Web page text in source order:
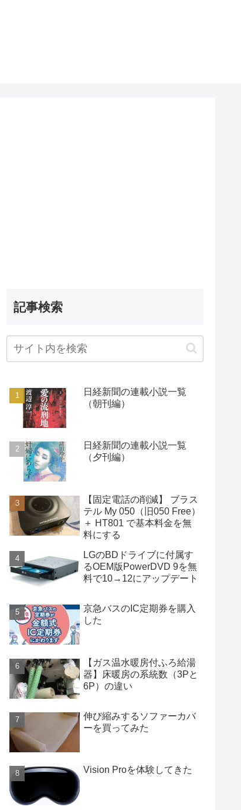
記事検索
日経新聞の連載小説一覧
（朝刊編）
日経新聞の連載小説一覧
（夕刊編）
【固定電話の削減】 ブラス
テル My 050（旧050 Free）
＋ HT801 で基本料金を無
料にする
LGのBDドライブに付属す
るOEM版PowerDVD 9を無
料で10→12にアップデート
京急バスのIC定期券を購入
した
【ガス温水暖房付ふろ給湯
器】床暖房の系統数（3Pと
6P）の違い
伸び縮みするソファーカバ
ーを買ってみた
Vision Proを体験してきた